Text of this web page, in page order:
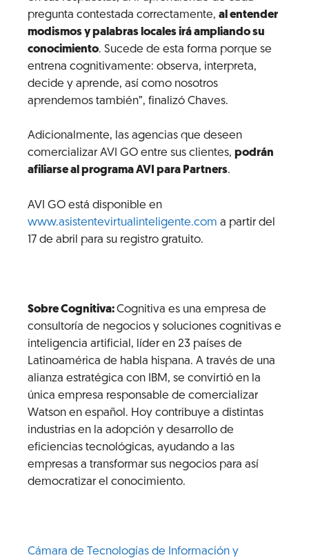
pregunta contestada correctamente, al entender
modismos y palabras locales irá ampliando su
conocimiento. Sucede de esta forma porque se
entrena cognitivamente: observa, interpreta,
decide y aprende, así como nosotros
aprendemos también”, finalizó Chaves.
Adicionalmente, las agencias que deseen
comercializar AVI GO entre sus clientes, podrán
afiliarse al programa AVI para Partners.
AVI GO está disponible en
www.asistentevirtualinteligente.com a partir del
17 de abril para su registro gratuito.
Sobre Cognitiva:Cognitiva es una empresa de
consultoría de negocios y soluciones cognitivas e
inteligencia artificial, líder en 23 países de
Latinoamérica de habla hispana. A través de una
alianza estratégica con IBM, se convirtió en la
única empresa responsable de comercializar
Watson en español. Hoy contribuye a distintas
industrias en la adopción y desarrollo de
eficiencias tecnológicas, ayudando a las
empresas a transformar sus negocios para así
democratizar el conocimiento.
Cámara de Tecnologías de Información y